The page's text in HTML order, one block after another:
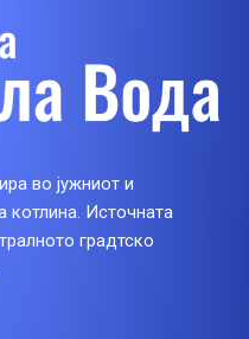
во јужниот и
котлина. Источната
градтско